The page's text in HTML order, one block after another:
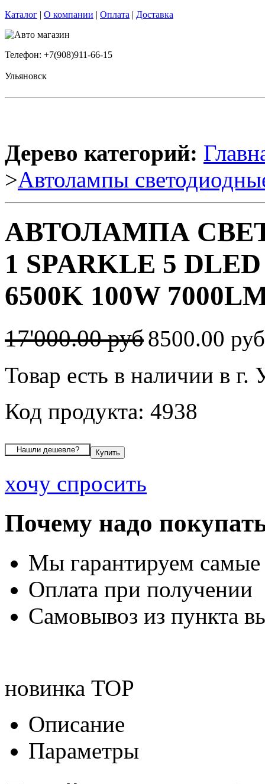
Каталог | О компании | Оплата | Доставка
Телефон: +7(908)911-66-15
Ульяновск
Дерево категорий:
>Автолампы
АВТОЛАМПА
1 SPARKLE 5 DLED
6500K 100W
17'000.00 руб8500.00
Товар есть в наличии в г.
Код продукта: 4938
хочу спросить
Почему надо
Мы гарантируем
Оплата при получении
Самовывоз из пункта
новинка TOP
Описание
Параметры